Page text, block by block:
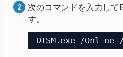
次のコマンドを入力して
す。
DISM.exe /Online